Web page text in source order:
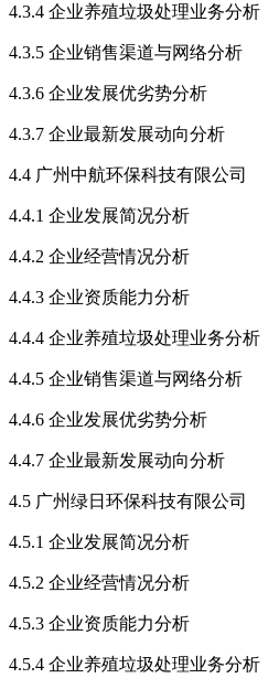
4.3.4 企业养殖垃圾处理业务分析
4.3.5 企业销售渠道与网络分析
4.3.6 企业发展优劣势分析
4.3.7 企业最新发展动向分析
4.4 广州中航环保科技有限公司
4.4.1 企业发展简况分析
4.4.2 企业经营情况分析
4.4.3 企业资质能力分析
4.4.4 企业养殖垃圾处理业务分析
4.4.5 企业销售渠道与网络分析
4.4.6 企业发展优劣势分析
4.4.7 企业最新发展动向分析
4.5 广州绿日环保科技有限公司
4.5.1 企业发展简况分析
4.5.2 企业经营情况分析
4.5.3 企业资质能力分析
4.5.4 企业养殖垃圾处理业务分析